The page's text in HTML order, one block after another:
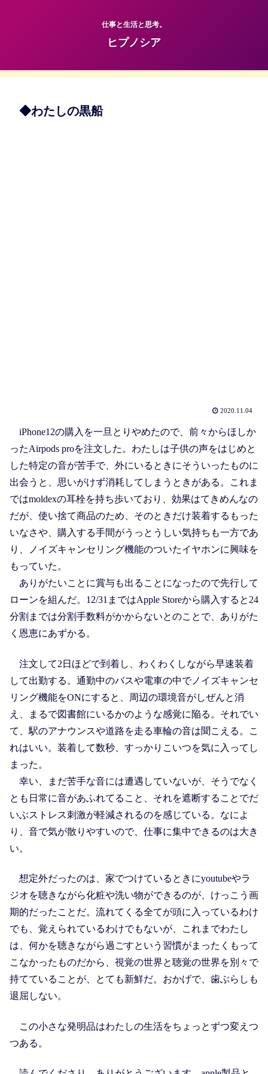
仕事と生活と思考。
ヒプノシア
◆わたしの黒船
2020.11.04
iPhone12の購入を一旦とりやめたので、前々からほしか
ったAirpods proを注文した。わたしは子供の声をはじめと
した特定の音が苦手で、外にいるときにそういったものに
出会うと、思いがけず消耗してしまうときがある。これま
ではmoldexの耳栓を持ち歩いており、効果はてきめんなの
だが、使い捨て商品のため、そのときだけ装着するもった
いなさや、購入する手間がうっとうしい気持ちも一方であ
り、ノイズキャンセリング機能のついたイヤホンに興味を
もっていた。
ありがたいことに賞与も出ることになったので先行して
ローンを組んだ。12/31まではApple Storeから購入すると24
分割までは分割手数料がかからないとのことで、ありがた
く恩恵にあずかる。
注文して2日ほどで到着し、わくわくしながら早速装着
して出勤する。通勤中のバスや電車の中でノイズキャンセ
リング機能をONにすると、周辺の環境音がしぜんと消
え、まるで図書館にいるかのような感覚に陥る。それでい
て、駅のアナウンスや道路を走る車輪の音は聞こえる。こ
れはいい。装着して数秒、すっかりこいつを気に入ってし
まった。
幸い、まだ苦手な音には遭遇していないが、そうでなく
とも日常に音があふれてること、それを遮断することでだ
いぶストレス刺激が軽減されるのを感じている。なによ
り、音で気が散りやすいので、仕事に集中できるのは大き
い。
想定外だったのは、家でつけているときにyoutubeやラ
ジオを聴きながら化粧や洗い物ができるのが、けっこう画
期的だったことだ。流れてくる全てが頭に入っているわけ
でも、覚えられているわけでもないが、これまでわたし
は、何かを聴きながら過ごすという習慣がまったくもって
こなかったものだから、視覚の世界と聴覚の世界を別々で
持てていることが、とても新鮮だ。おかげで、歯ぶらしも
退屈しない。
この小さな発明品はわたしの生活をちょっとずつ変えつ
つある。